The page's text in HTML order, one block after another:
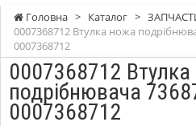
Головна > Каталог >
0007368712 Втулка ножа
0007368712
0007368712
подрібнювача
0007368712